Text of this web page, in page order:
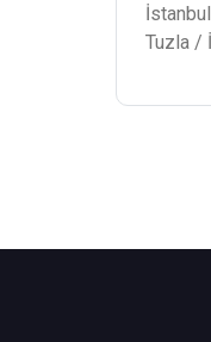
Tuzla /